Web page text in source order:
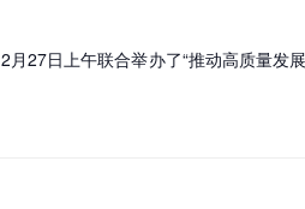
27日上午联合举办了“推动高质量发